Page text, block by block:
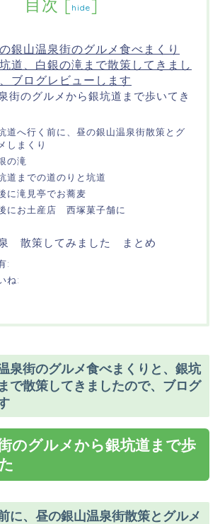
目次 [hide]
銀山温泉街のグルメ食べまくり
道、白銀の滝まで散策してきまし
ブログレビューします
街のグルメから銀坑道まで歩いてき
道へ行く前に、昼の銀山温泉街散策とグ
しまくり
の滝
道までの道のりと坑道
に滝見亭でお蕎麦
にお土産店 西塚菓子舗に
散策してみました まとめ
:
ね:
泉街のグルメ食べまくりと、銀坑
で散策してきましたので、ブログ
のグルメから銀坑道まで歩
に、昼の銀山温泉街散策とグルメ